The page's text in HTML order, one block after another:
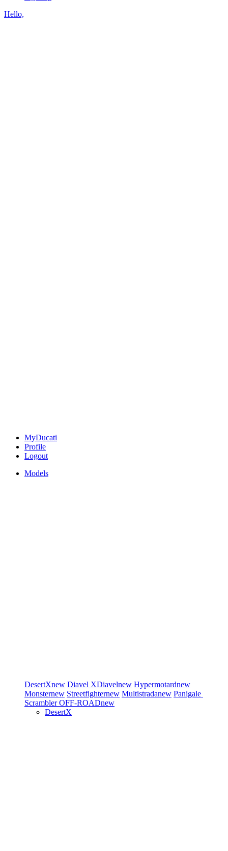
Hello,
MyDucati
Profile
Logout
Models
DesertXnew Diavel XDiavelnew Hypermotardnew
Monsternew Streetfighternew Multistradanew Panigale
ScramblerOFF-ROADnew
DesertX